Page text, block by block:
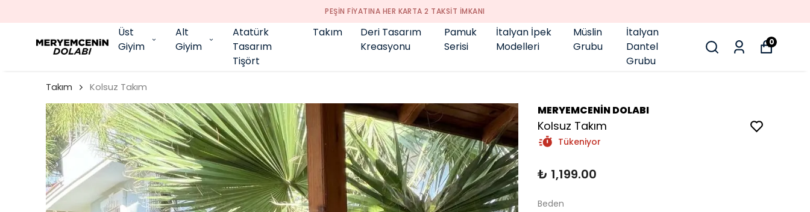
PEŞİN FİYATINA HER KARTA 2 TAKSİT İMKANI
Üst
Giyim
Alt
Giyim
Atatürk
Tasarım
Tişört
Takım
Deri Tasarım
Kreasyonu
Pamuk
Serisi
İtalyan İpek
Modelleri
Müslin
Grubu
İtalyan
Dantel
Grubu
0
Takım Kolsuz Takım
MERYEMCENİN DOLABI
Kolsuz Takım
Tükeniyor
₺ 1,199.00
Beden